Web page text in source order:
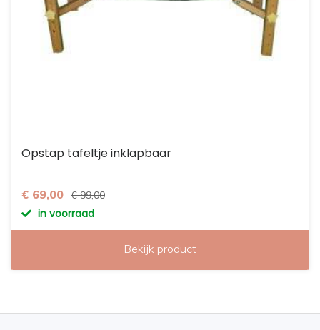
Opstap tafeltje inklapbaar
€ 69,00 € 99,00
in voorraad
Bekijk product